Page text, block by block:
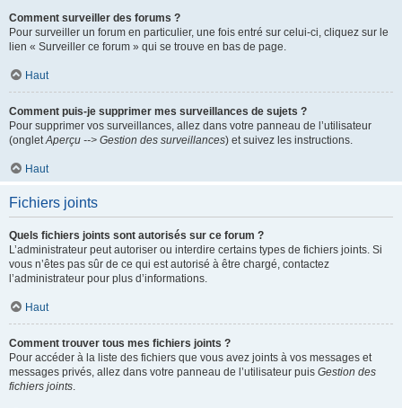
Comment surveiller des forums ?
Pour surveiller un forum en particulier, une fois entré sur celui-ci, cliquez sur le
lien « Surveiller ce forum » qui se trouve en bas de page.
Haut
Comment puis-je supprimer mes surveillances de sujets ?
Pour supprimer vos surveillances, allez dans votre panneau de l’utilisateur
(ongletAperçu --> Gestion des surveillances) et suivez les instructions.
Haut
Fichiers joints
Quels fichiers joints sont autorisés sur ce forum ?
L’administrateur peut autoriser ou interdire certains types de fichiers joints. Si
vous n’êtes pas sûr de ce qui est autorisé à être chargé, contactez
l’administrateur pour plus d’informations.
Haut
Comment trouver tous mes fichiers joints ?
Pour accéder à la liste des fichiers que vous avez joints à vos messages et
messages privés, allez dans votre panneau de l’utilisateur puis Gestion des
fichiers joints.